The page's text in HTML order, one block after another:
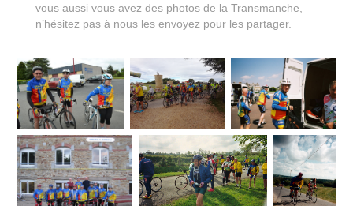
vous aussi vous avez des photos de la Transmanche,
n’hésitez pas à nous les envoyez pour les partager.